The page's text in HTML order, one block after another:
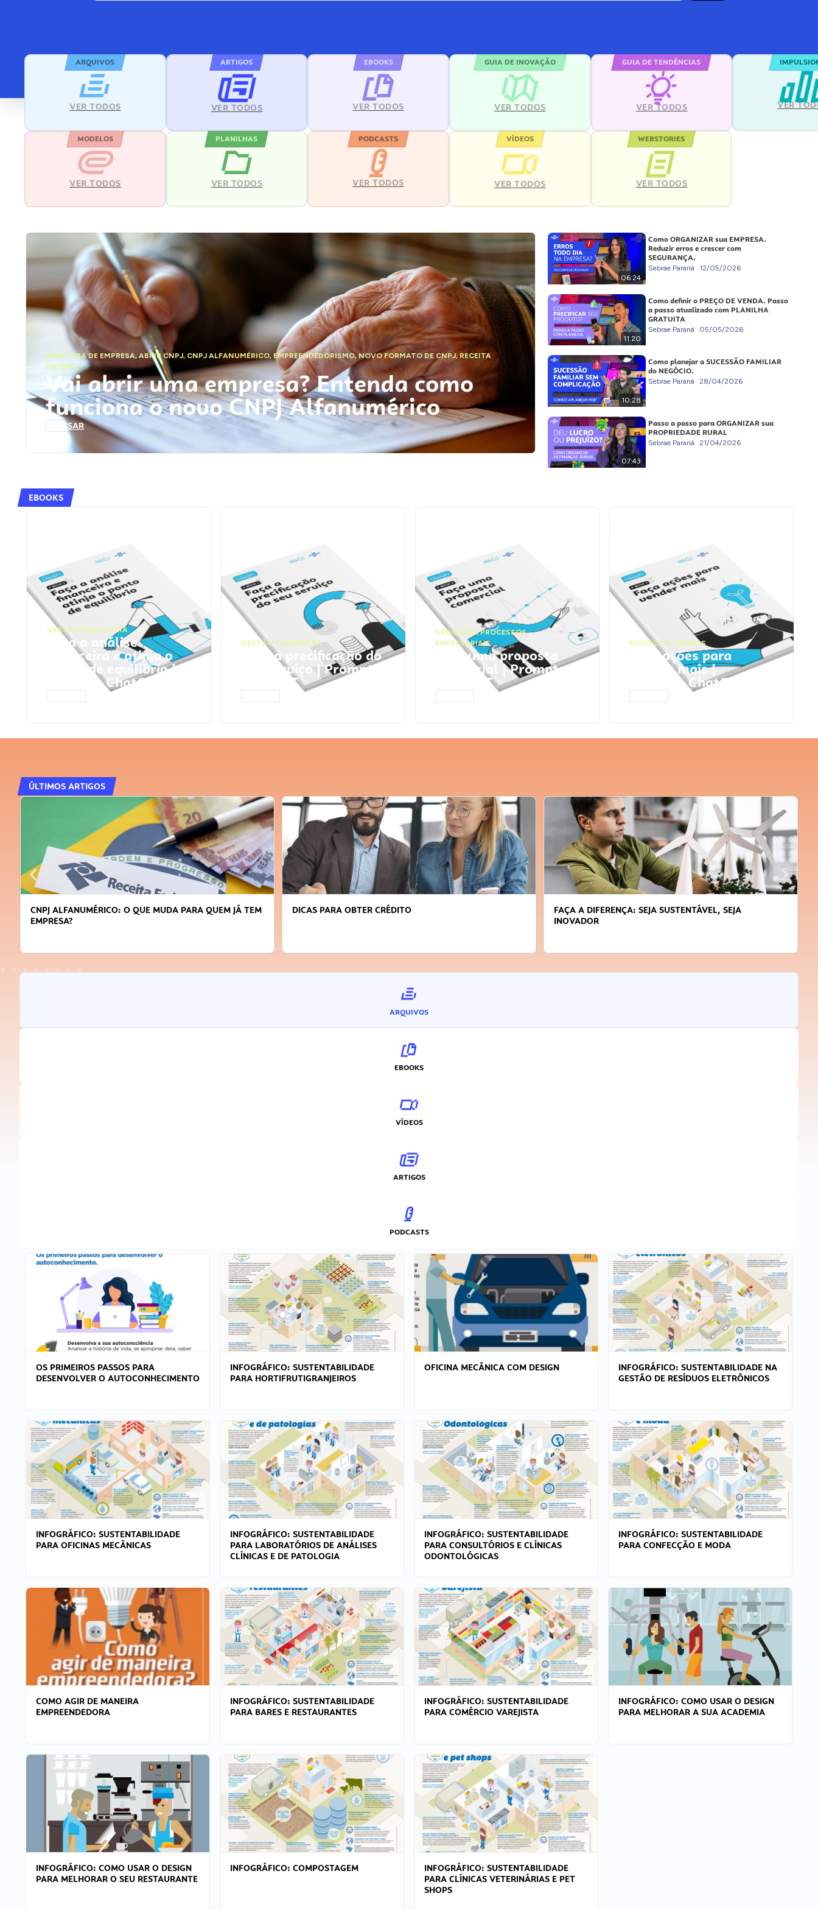
ARQUIVOS
VER TODOS
ARTIGOS
VER TODOS
EBOOKS
VER TODOS
GUIA DE INOVAÇÃO
VER TODOS
GUIA DE TENDÊNCIAS
VER TODOS VER
MODELOS
VER TODOS
PLANILHAS
VER TODOS
PODCASTS
VER TODOS
VÍDEOS
VER TODOS
WEBSTORIES
VER TODOS
ABERTURA DE EMPRESA,ABRIR CNPJ, CNPJ ALFANUMÉRICO, EMPREENDEDORISMO,NOVO FORMATO DE CNPJ,RECEITA
FEDERAL
Vai abrir uma empresa? Entenda como
funciona o novo CNPJ Alfanumérico
ACESSAR
06:24
Como ORGANIZAR sua EMPRESA.
Reduzir erros e crescer com
SEGURANÇA.
Sebrae Paraná 12/05/2026
11:20
Como definir o PREÇO DE VENDA. Passo
a passo atualizado com PLANILHA
GRATUITA
Sebrae Paraná 05/05/2026
10:28
Como planejar a SUCESSÃO FAMILIAR
do NEGÓCIO.
Sebrae Paraná 28/04/2026
07:43
Passo a passo para ORGANIZAR sua
PROPRIEDADE RURAL
Sebrae Paraná 21/04/2026
EBOOKS
GESTÃO FINANCEIRA
Faça a análise
financeira e atinja o
ponto de equilíbrio |
Prompts ChatGPT
GESTÃO FINANCEIRA
Faça a precificação do
seu serviço | Prompts
ChatGPT
NEGÓCIOS,PROCESSOS
EMPRESARIAIS
Faça uma proposta
comercial | Prompts
ChatGPT
NEGÓCIOS, VENDAS
Faça ações para
vender mais |
Prompts ChatGPT
ÚLTIMOS ARTIGOS
CNPJ ALFANUMÉRICO: O QUE MUDA PARA QUEM JÁ TEM
EMPRESA?
DICAS PARA OBTER CRÉDITO
FAÇA A DIFERENÇA: SEJA SUSTENTÁVEL, SEJA
INOVADOR
ARQUIVOS
EBOOKS
VÍDEOS
ARTIGOS
PODCASTS
OS PRIMEIROS PASSOS PARA
DESENVOLVER O AUTOCONHECIMENTO
INFOGRÁFICO: SUSTENTABILIDADE
PARA HORTIFRUTIGRANJEIROS
OFICINA MECÂNICA COM DESIGN
INFOGRÁFICO: SUSTENTABILIDADE NA
GESTÃO DE RESÍDUOS ELETRÔNICOS
INFOGRÁFICO: SUSTENTABILIDADE
PARA OFICINAS MECÂNICAS
INFOGRÁFICO: SUSTENTABILIDADE
PARA LABORATÓRIOS DE ANÁLISES
CLÍNICAS E DE PATOLOGIA
INFOGRÁFICO: SUSTENTABILIDADE
PARA CONSULTÓRIOS E CLÍNICAS
ODONTOLÓGICAS
INFOGRÁFICO: SUSTENTABILIDADE
PARA CONFECÇÃO E MODA
COMO AGIR DE MANEIRA
EMPREENDEDORA
INFOGRÁFICO: SUSTENTABILIDADE
PARA BARES E RESTAURANTES
INFOGRÁFICO: SUSTENTABILIDADE
PARA COMÉRCIO VAREJISTA
INFOGRÁFICO: COMO USAR O DESIGN
PARA MELHORAR A SUA ACADEMIA
INFOGRÁFICO: COMO USAR O DESIGN
PARA MELHORAR O SEU RESTAURANTE
INFOGRÁFICO: COMPOSTAGEM
INFOGRÁFICO: SUSTENTABILIDADE
PARA CLÍNICAS VETERINÁRIAS E PET
SHOPS